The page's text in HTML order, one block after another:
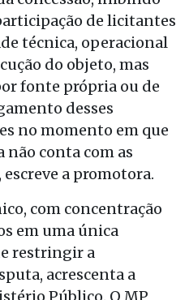
de licitantes
técnica, operacional
do objeto, mas
fonte própria ou de
desses
no momento em que
não conta com as
escreve a promotora.
com concentração
em uma única
restringir a
acrescenta a